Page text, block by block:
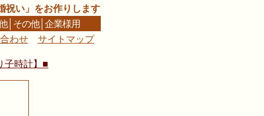
祝い」をお作りします
│ その他│ 企業様用
わせ サイトマップ■
子時計】■